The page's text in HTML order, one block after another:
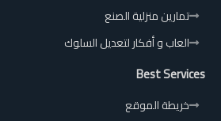
تمارين منزلية الصنع
العاب و أفكار لتعديل السلوك
Best Services
خريطة الموقع